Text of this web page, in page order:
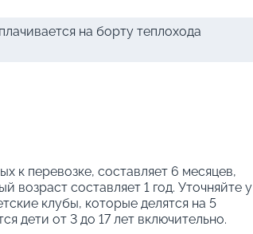
на борту теплохода
к перевозке, составляет 6 месяцев,
возраст составляет 1 год. Уточняйте у
клубы, которые делятся на 5
дети от 3 до 17 лет включительно.